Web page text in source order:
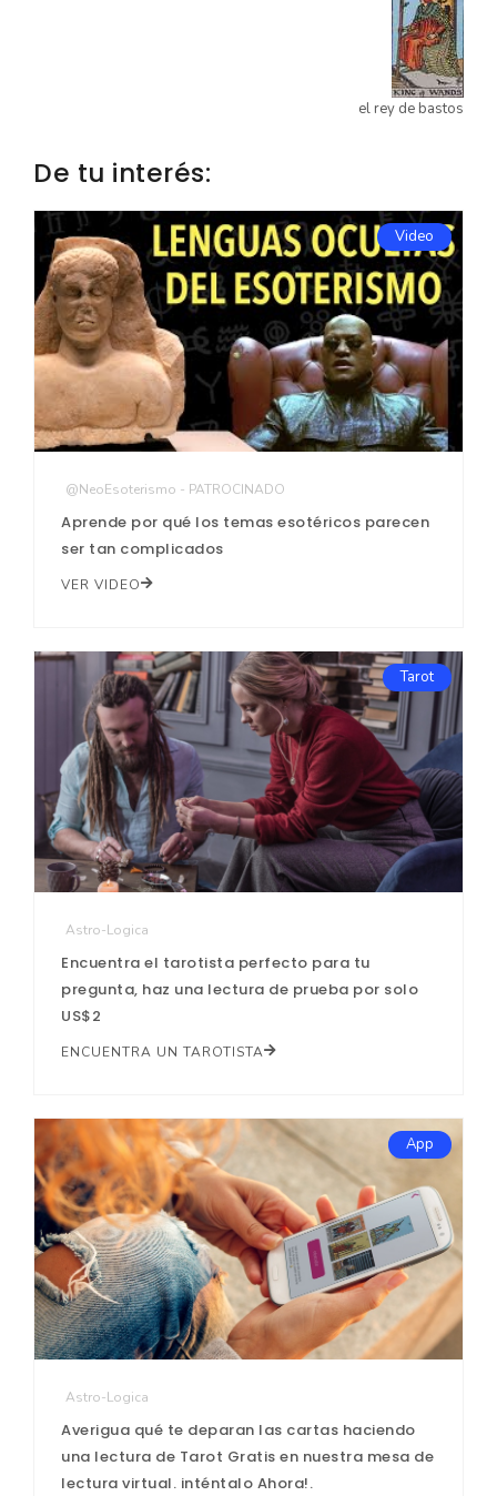
el rey de bastos
De tu interés:
Video
@NeoEsoterismo - PATROCINADO
Aprende por qué los temas esotéricos parecen
ser tan complicados
VER VIDEO
Tarot
Astro-Logica
Encuentra el tarotista perfecto para tu
pregunta, haz una lectura de prueba por solo
US$2
ENCUENTRA UN TAROTISTA
App
Astro-Logica
Averigua qué te deparan las cartas haciendo
una lectura de Tarot Gratis en nuestra mesa de
lectura virtual. inténtalo Ahora!.